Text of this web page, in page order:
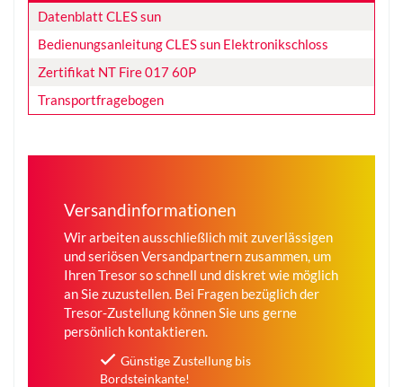
Datenblatt CLES sun
Bedienungsanleitung CLES sun Elektronikschloss
Zertifikat NT Fire 017 60P
Transportfragebogen
Versandinformationen
Wir arbeiten ausschließlich mit zuverlässigen
und seriösen Versandpartnern zusammen, um
Ihren Tresor so schnell und diskret wie möglich
an Sie zuzustellen. Bei Fragen bezüglich der
Tresor-Zustellung können Sie uns gerne
persönlich kontaktieren.
Günstige Zustellung bis
Bordsteinkante!